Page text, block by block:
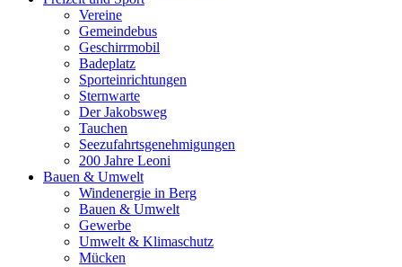
Vereine
Gemeindebus
Geschirrmobil
Badeplatz
Sporteinrichtungen
Sternwarte
Der Jakobsweg
Tauchen
Seezufahrtsgenehmigungen
200 Jahre Leoni
Bauen & Umwelt
Windenergie in Berg
Bauen & Umwelt
Gewerbe
Umwelt & Klimaschutz
Mücken